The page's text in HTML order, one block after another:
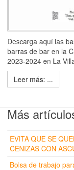
Descarga aquí las
barras de bar en la
2023-2024 en La
Leer más: ...
Más
EVITA QUE SE
CENIZAS CON
Bolsa de trabajo